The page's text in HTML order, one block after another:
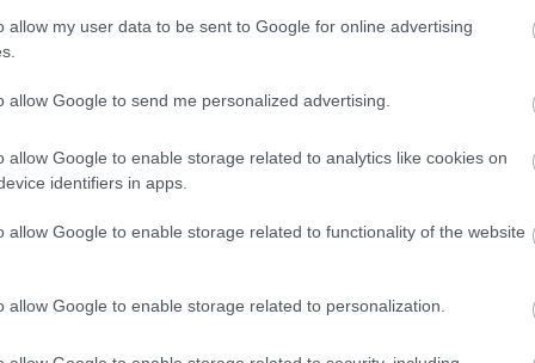
allow my user data to be sent to Google for online advertising
allow Google to send me personalized advertising.
allow Google to enable storage related to analytics like cookies on
identifiers in apps.
allow Google to enable storage related to functionality of the website
allow Google to enable storage related to personalization.
για άνδρα με καταγωγή από την Τουρκία,
προβλήματα και μεταφέρθηκε σε
και ακυρώσεις, κυρίως στη
άλλες γραμμές του προαστιακού, μέχρι